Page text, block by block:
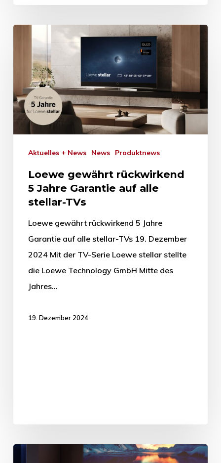
Aktuelles + News News Produktnews
Loewe gewährt rückwirkend
5 Jahre Garantie auf alle
stellar-TVs
Loewe gewährt rückwirkend 5 Jahre
Garantie auf alle stellar-TVs 19. Dezember
2024 Mit der TV-Serie Loewe stellar stellte
die Loewe Technology GmbH Mitte des
Jahres…
19. Dezember 2024